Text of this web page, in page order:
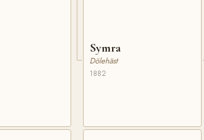
Symra
Dölehäst
1882